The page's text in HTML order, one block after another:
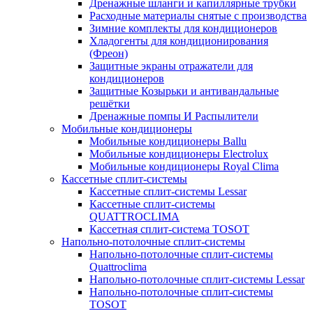
Дренажные шланги и капиллярные трубки
Расходные материалы снятые с производства
Зимние комплекты для кондиционеров
Хладогенты для кондиционирования
(Фреон)
Защитные экраны отражатели для
кондиционеров
Защитные Козырьки и антивандальные
решётки
Дренажные помпы И Распылители
Мобильные кондиционеры
Мобильные кондиционеры Ballu
Мобильные кондиционеры Electrolux
Мобильные кондиционеры Royal Clima
Кассетные сплит-системы
Кассетные сплит-системы Lessar
Кассетные сплит-системы
QUATTROCLIMA
Кассетная сплит-система TOSOT
Напольно-потолочные сплит-системы
Напольно-потолочные сплит-системы
Quattroclima
Напольно-потолочные сплит-системы Lessar
Напольно-потолочные сплит-системы
TOSOT